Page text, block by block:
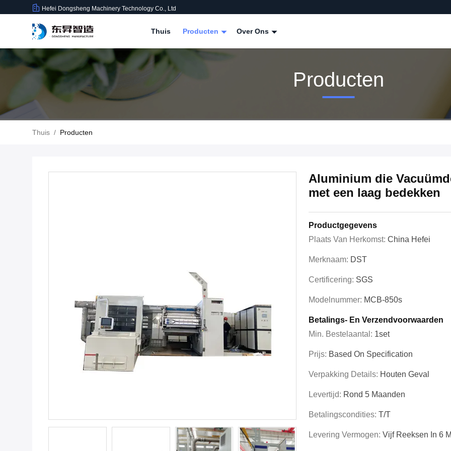
Hefei Dongsheng Machinery Technology Co., Ltd
Thuis Producten Over Ons
Producten
Thuis / Producten
Aluminium die
met een laag bedekken
Productgegevens
Plaats Van Herkomst: China Hefei
Merknaam: DST
Certificering: SGS
Modelnummer: MCB-850s
Betalings- En Verzendvoorwaarden
Min. Bestelaantal: 1set
Prijs: Based On Specification
Verpakking Details: Houten Geval
Levertijd: Rond 5 Maanden
Betalingscondities: T/T
Levering Vermogen: Vijf Reeksen In 6